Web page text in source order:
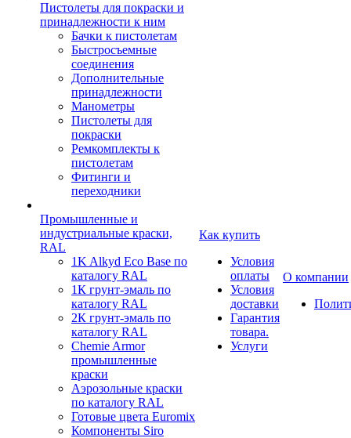
Пистолеты для покраски и
принадлежности к ним
Бачки к пистолетам
Быстросъемные
соединения
Дополнительные
принадлежности
Манометры
Пистолеты для
покраски
Ремкомплекты к
пистолетам
Фитинги и
переходники
Промышленные и
индустриальные краски,
RAL
1K Alkyd Eco Base по
каталогу RAL
1К грунт-эмаль по
каталогу RAL
2К грунт-эмаль по
каталогу RAL
Chemie Armor
промышленные
краски
Аэрозольные краски
по каталогу RAL
Готовые цвета Euromix
Компоненты Siro
Как купить
Условия
оплаты
Условия
доставки
Гарантия
товара.
Услуги
О компании